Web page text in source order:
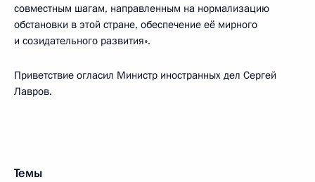
совместным шагам, направленным на нормализацию
обстановки в этой стране, обеспечение её мирного
и созидательного развития».
Приветствие огласил Министр иностранных дел Сергей
Лавров.
Темы